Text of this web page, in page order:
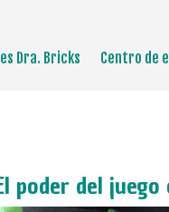
Dra. Bricks Centro de
poder del